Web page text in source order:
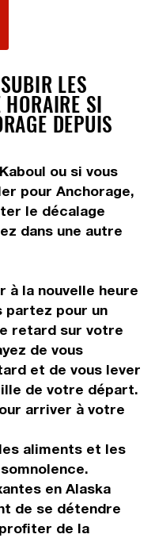
LES
HORAIRE SI
DEPUIS
ou si vous
pour Anchorage,
le décalage
dans une autre
à la nouvelle heure
partez pour un
retard sur votre
de vous
et de vous lever
de votre départ.
arriver à votre
aliments et les
en Alaska
de se détendre
de la